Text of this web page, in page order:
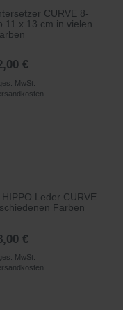
CURVE 8-
11 x 13 cm in vielen
€
MwSt.
Leder CURVE
Farben
€
MwSt.